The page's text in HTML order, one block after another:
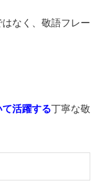
なく、敬語フレー
活躍する丁寧な敬